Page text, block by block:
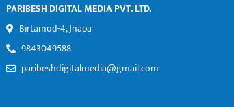
PARIBESH DIGITAL MEDIA PVT. LTD.
Birtamod-4, Jhapa
9843049588
paribeshdigitalmedia@gmail.com